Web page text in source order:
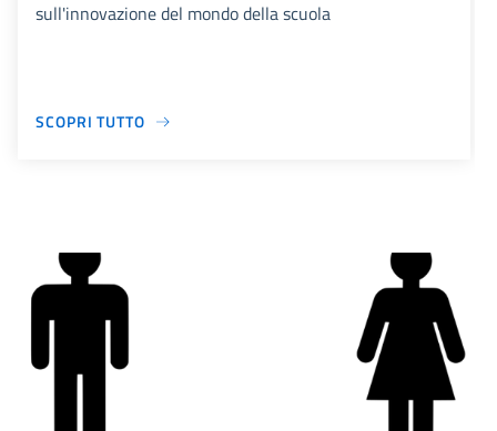
sull'innovazione del mondo della scuola
SCOPRI TUTTO